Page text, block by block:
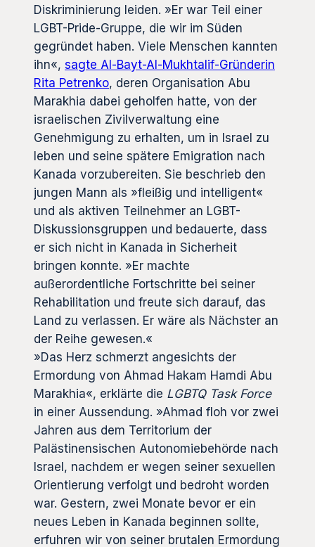
Diskriminierung leiden. »Er war Teil einer
LGBT-Pride-Gruppe, die wir im Süden
gegründet haben. Viele Menschen kannten
ihn«, sagte Al-Bayt-Al-Mukhtalif-Gründerin
Rita Petrenko, deren Organisation Abu
Marakhia dabei geholfen hatte, von der
israelischen Zivilverwaltung eine
Genehmigung zu erhalten, um in Israel zu
leben und seine spätere Emigration nach
Kanada vorzubereiten. Sie beschrieb den
jungen Mann als »fleißig und intelligent«
und als aktiven Teilnehmer an LGBT-
Diskussionsgruppen und bedauerte, dass
er sich nicht in Kanada in Sicherheit
bringen konnte. »Er machte
außerordentliche Fortschritte bei seiner
Rehabilitation und freute sich darauf, das
Land zu verlassen. Er wäre als Nächster an
der Reihe gewesen.«
»Das Herz schmerzt angesichts der
Ermordung von Ahmad Hakam Hamdi Abu
Marakhia«, erklärte die LGBTQ Task Force
in einer Aussendung. »Ahmad floh vor zwei
Jahren aus dem Territorium der
Palästinensischen Autonomiebehörde nach
Israel, nachdem er wegen seiner sexuellen
Orientierung verfolgt und bedroht worden
war. Gestern, zwei Monate bevor er ein
neues Leben in Kanada beginnen sollte,
erfuhren wir von seiner brutalen Ermordung